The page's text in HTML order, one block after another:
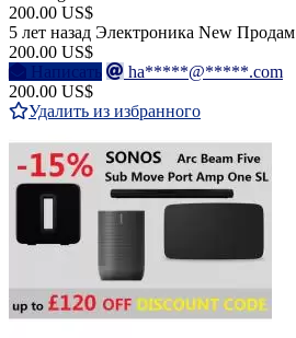
200.00 US$
5 лет назад Электроника New Продам
200.00 US$
Написать
ha*****@*****.com
200.00 US$
Удалить из избранного